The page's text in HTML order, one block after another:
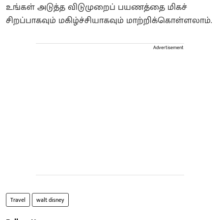
உங்கள் அடுத்த விடுமுறைப் பயணத்தை மிகச்
சிறப்பாகவும் மகிழ்ச்சியாகவும் மாற்றிக்கொள்ளலாம்.
Advertisement
Travel walt disney